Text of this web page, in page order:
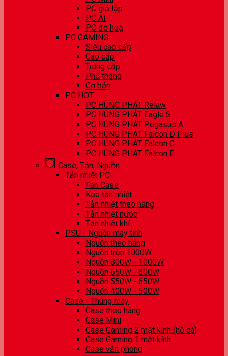
PC giả lập
PC AI
PC đồ hoạ
PC GAMING
Siêu cao cấp
Cao cấp
Trung cấp
Phổ thông
Cơ bản
PC HOT
PC HÙNG PHÁT Relaw
PC HÙNG PHÁT Eagle S
PC HÙNG PHÁT Pegasus A
PC HÙNG PHÁT Falcon D Plus
PC HÙNG PHÁT Falcon C
PC HÙNG PHÁT Falcon E
Case, Tản, Nguồn
Tản nhiệt PC
Fan Case
Keo tản nhiệt
Tản nhiệt theo hãng
Tản nhiệt nước
Tản nhiệt khí
PSU - Nguồn máy tính
Nguồn theo hãng
Nguồn trên 1000W
Nguồn 800W - 1000W
Nguồn 650W - 800W
Nguồn 550W - 650W
Nguồn 400W - 500W
Case - Thùng máy
Case theo hãng
Case Mini
Case Gaming 2 mặt kính (hồ cá)
Case Gaming 1 mặt kính
Case văn phòng